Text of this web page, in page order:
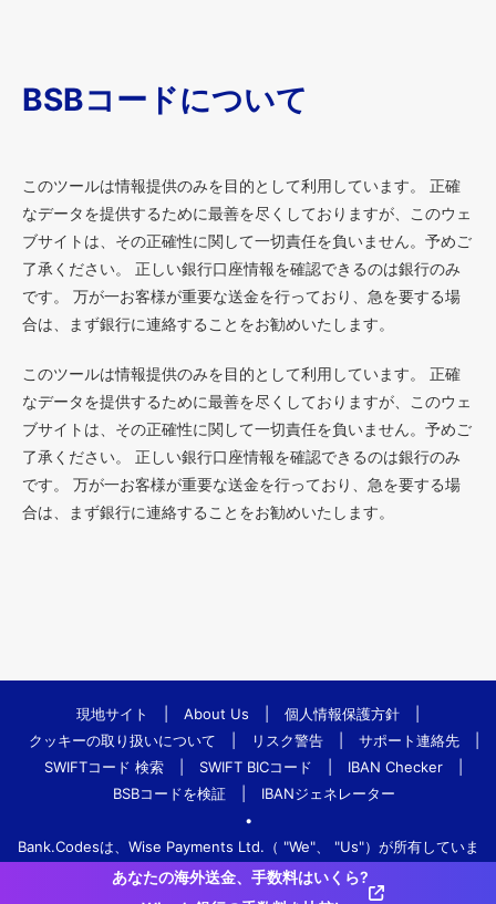
BSBコードについて
このツールは情報提供のみを目的として利用しています。 正確
なデータを提供するために最善を尽くしておりますが、このウェ
ブサイトは、その正確性に関して一切責任を負いません。予めご
了承ください。 正しい銀行口座情報を確認できるのは銀行のみ
です。 万が一お客様が重要な送金を行っており、急を要する場
合は、まず銀行に連絡することをお勧めいたします。
このツールは情報提供のみを目的として利用しています。 正確
なデータを提供するために最善を尽くしておりますが、このウェ
ブサイトは、その正確性に関して一切責任を負いません。予めご
了承ください。 正しい銀行口座情報を確認できるのは銀行のみ
です。 万が一お客様が重要な送金を行っており、急を要する場
合は、まず銀行に連絡することをお勧めいたします。
現地サイト About Us 個人情報保護方針
クッキーの取り扱いについて
リスク警告 サポート連絡先
SWIFTコード 検索
SWIFT BICコード IBAN Checker
BSBコードを検証
IBANジェネレーター
•
Bank.Codesは、Wise Payments Ltd.（ "We"、 "Us"）が所有していま
す。
あなたの海外送金、手数料はいくら?